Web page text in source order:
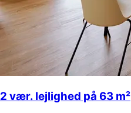
2 vær. lejlighed på 63 m²